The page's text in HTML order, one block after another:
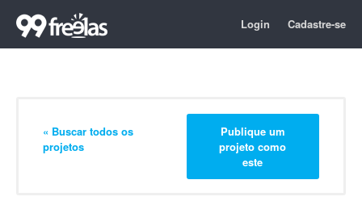
Login Cadastre-se
« Buscar todos os
projetos
Publique um
projeto como
este